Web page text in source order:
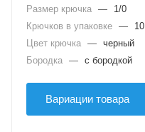
Размер крючка —
1/0
Крючков в упаковке —
10
Цвет крючка — черный
Бородка — с бородкой
Вариации товара